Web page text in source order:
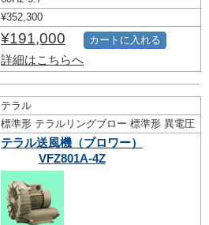
¥352,300
¥191,000
詳細はこちらへ
カートに入れる
テラル
標準形 テラルリングブロー 標準形 異電圧
テラル送風機（ブロワー）
VFZ801A-4Z